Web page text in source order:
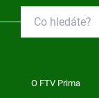
O FTV Prima